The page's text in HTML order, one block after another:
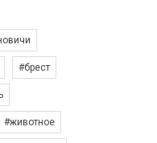
#брест
#животное